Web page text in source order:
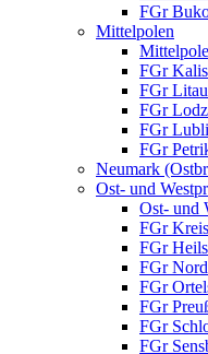
FGr
Mittelpolen
FGr
FGr
FGr
FGr
FGr
Neumark
Ost- und
Ost- und
FGr
FGr
FGr
FGr
FGr
FGr
FGr